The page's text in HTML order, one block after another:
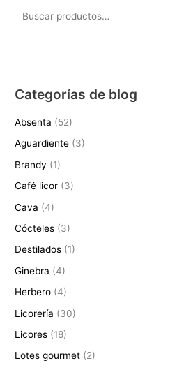
,
9
.
a
:
€
7
i
e
:
Categorías de blog
Absenta (52)
Aguardiente (3)
Brandy (1)
Café licor (3)
Cava (4)
Cócteles (3)
Destilados (1)
Ginebra (4)
Herbero (4)
Licorería (30)
Licores (18)
Lotes gourmet (2)